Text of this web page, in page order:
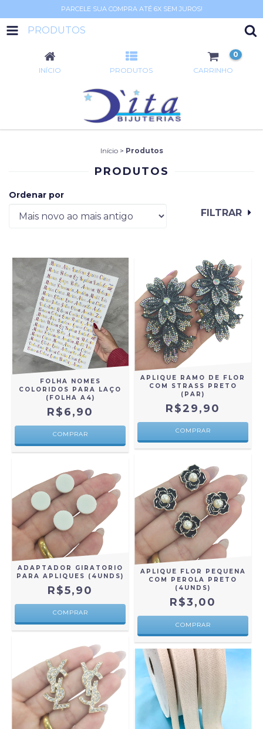
PARCELE SUA COMPRA ATÉ 6X SEM JUROS!
PRODUTOS
INÍCIO PRODUTOS CARRINHO
0
Início > Produtos
PRODUTOS
Ordenar por
FILTRAR
FOLHA NOMES
COLORIDOS PARA LAÇO
(FOLHA A4)
R$6,90
COMPRAR
APLIQUE RAMO DE FLOR
COM STRASS PRETO
(PAR)
R$29,90
ADAPTADOR GIRATORIO
PARA APLIQUES (4UNDS)
R$5,90
APLIQUE FLOR PEQUENA
COM PEROLA PRETO
(4UNDS)
R$3,00